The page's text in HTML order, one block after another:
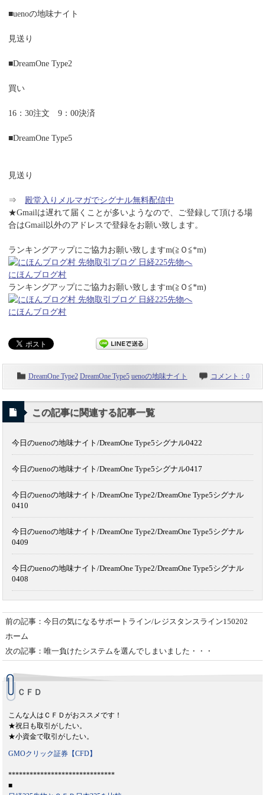
■uenoの地味ナイト
見送り
■DreamOne Type2
買い
16：30注文 9：00決済
■DreamOne Type5
見送り
⇒ 殿堂入りメルマガでシグナル無料配信中
★Gmailは遅れて届くことが多いようなので、ご登録して頂ける場
合はGmail以外のアドレスで登録をお願い致します。
ランキングアップにご協力お願い致しますm(≧Ｏ≦*m)
にほんブログ村
ランキングアップにご協力お願い致しますm(≧Ｏ≦*m)
にほんブログ村
DreamOne Type2 DreamOne Type5 uenoの地味ナイト コメント：0
この記事に関連する記事一覧
今日のuenoの地味ナイト/DreamOne Type5シグナル0422
今日のuenoの地味ナイト/DreamOne Type5シグナル0417
今日のuenoの地味ナイト/DreamOne Type2/DreamOne Type5シグナル
0410
今日のuenoの地味ナイト/DreamOne Type2/DreamOne Type5シグナル
0409
今日のuenoの地味ナイト/DreamOne Type2/DreamOne Type5シグナル
0408
前の記事：今日の気になるサポートライン/レジスタンスライン150202
ホーム
次の記事：唯一負けたシステムを選んでしまいました・・・
ＣＦＤ
こんな人はＣＦＤがおススメです！
★祝日も取引がしたい。
★小資金で取引がしたい。
GMOクリック証券【CFD】
******************************
■